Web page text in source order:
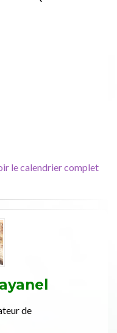
le calendrier complet
de